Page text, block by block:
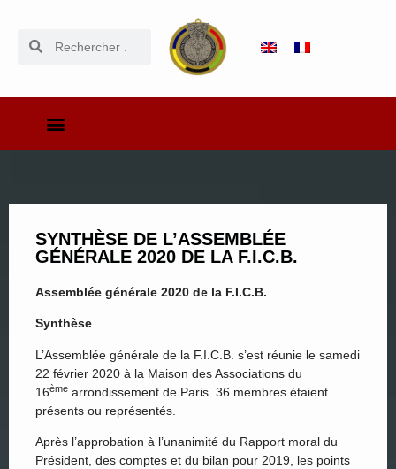
SYNTHÈSE DE L’ASSEMBLÉE
GÉNÉRALE 2020 DE LA F.I.C.B.
Assemblée générale 2020 de la F.I.C.B.
Synthèse
L’Assemblée générale de la F.I.C.B. s’est réunie le samedi
22 février 2020 à la Maison des Associations du
16ème arrondissement de Paris. 36 membres étaient
présents ou représentés.
Après l’approbation à l’unanimité du Rapport moral du
Président, des comptes et du bilan pour 2019, les points